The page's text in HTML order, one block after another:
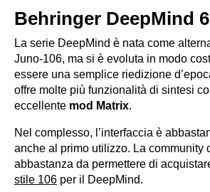
Behringer DeepMind 6
La serie DeepMind è nata come
Juno-106, ma si è evoluta in modo
essere una semplice riedizione
offre molte più funzionalità di sintesi
eccellente mod Matrix.
Nel complesso, l’interfaccia è
anche al primo utilizzo. La community
abbastanza da permettere di
stile 106 per il DeepMind.